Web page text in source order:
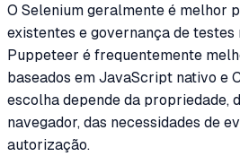
O Selenium geralmente é melhor
existentes e governança de testes
Puppeteer é frequentemente
baseados em JavaScript nativo e
escolha depende da propriedade,
navegador, das necessidades de
autorização.